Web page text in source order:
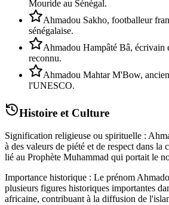
Mouride au Sénégal.
Ahmadou Sakho, footballeur
sénégalaise.
Ahmadou Hampâté Bâ, écrivain
reconnu.
Ahmadou Mahtar M'Bow,
l'UNESCO.
Histoire et Culture
Signification religieuse ou spirituelle :
à des valeurs de piété et de respect dans la
lié au Prophète Muhammad qui portait le
Importance historique : Le prénom
plusieurs figures historiques importantes
africaine, contribuant à la diffusion de